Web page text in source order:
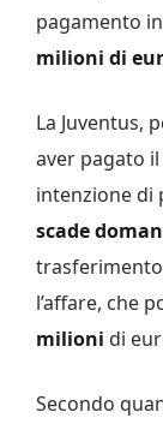
pagamento
milioni di
La Juventus,
aver pagato il
intenzione di
scade
l’affare, che
milioni di
Secondo